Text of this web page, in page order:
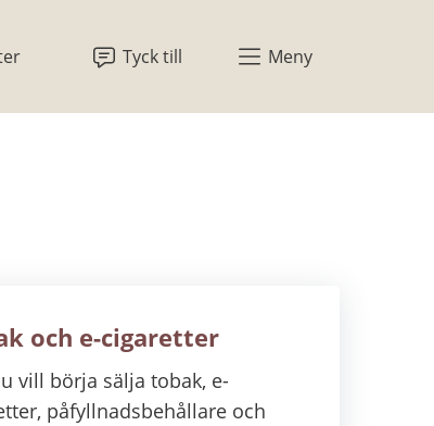
Tyck till Meny
och e-cigaretter
vill börja sälja tobak, e-
påfyllnadsbehållare och